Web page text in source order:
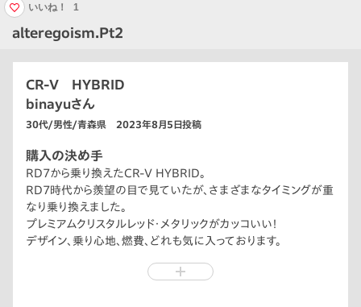
alteregoism.Pt2
いいね！ 1
CR-V HYBRID
binayuさん
30代/男性/青森県 2023年8月5日投稿
購入の決め手
RD7から乗り換えたCR-V HYBRID。
RD7時代から羨望の目で見ていたが、さまざまなタイミングが重
なり乗り換えました。
プレミアムクリスタルレッド・メタリックがカッコいい！
デザイン、乗り心地、燃費、どれも気に入っております。